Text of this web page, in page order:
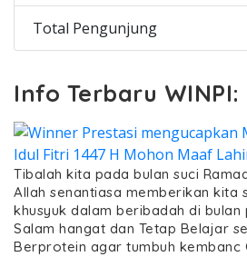
Total Pengunjung
Info Terbaru WINPI:
Tibalah kita pada bulan suci
Allah senantiasa memberikan kita
khusyuk dalam beribadah di bulan
Salam hangat dan Tetap Belajar
Berprotein agar tumbuh kembanc